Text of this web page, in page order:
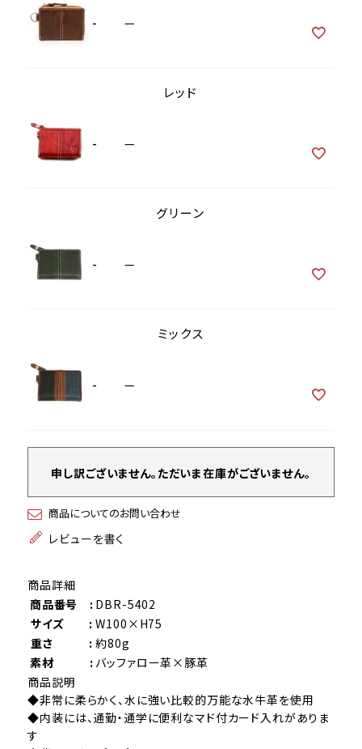
- —
レッド
- —
グリーン
- —
ミックス
- —
申し訳ございません。ただいま在庫がございません。
商品についてのお問い合わせ
レビューを書く
商品詳細
商品番号 : DBR-5402
サイズ : W100×H75
重さ : 約80g
素材 : バッファロー革×豚革
商品説明
◆非常に柔らかく、水に強い比較的万能な水牛革を使用
◆内装には、通勤・通学に便利なマド付カード入れがありま
す